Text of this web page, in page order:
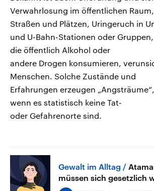
Verwahrlosung im öffentlichen
Straßen und Plätzen, Uringeruch in
und U-Bahn-Stationen oder Gruppen,
die öffentlich Alkohol oder
andere Drogen konsumieren,
Menschen. Solche Zustände und
Erfahrungen erzeugen
wenn es statistisch keine Tat-
oder Gefahrenorte sind.
Gewalt im Alltag
müssen sich gesetzlich